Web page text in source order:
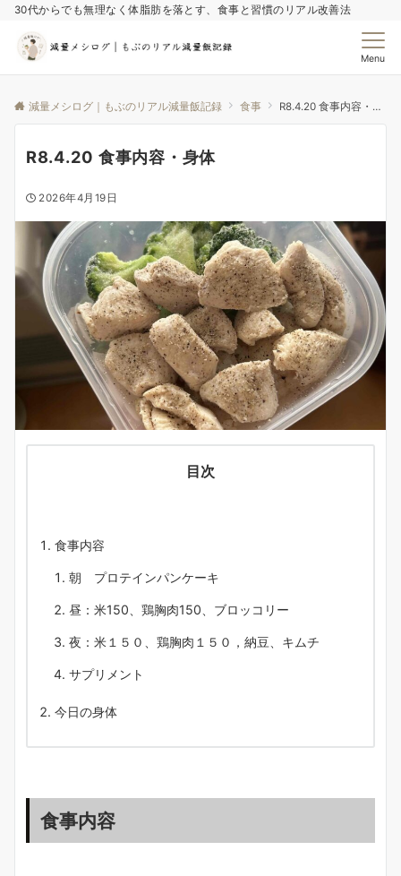
30代からでも無理なく体脂肪を落とす、食事と習慣のリアル改善法
Menu
減量メシログ｜もぶのリアル減量飯記録 食事 R8.4.20 食事内容・身体
R8.4.20 食事内容・身体
2026年4月19日
目次
食事内容
朝 プロテインパンケーキ
昼：米150、鶏胸肉150、ブロッコリー
夜：米１５０、鶏胸肉１５０，納豆、キムチ
サプリメント
今日の身体
食事内容